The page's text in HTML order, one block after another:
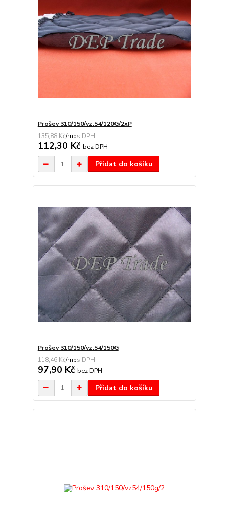
Prošev 310/150/vz.54/120G/2xP
135,88 Kč/mb
112,30 Kč bez DPH
Přidat do košíku
Prošev 310/150/vz.54/150G
118,46 Kč/mb
97,90 Kč bez DPH
Přidat do košíku